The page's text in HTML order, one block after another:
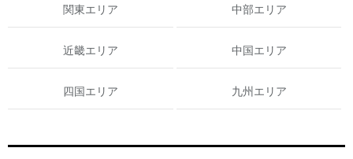
関東エリア 中部エリア
近畿エリア 中国エリア
四国エリア 九州エリア